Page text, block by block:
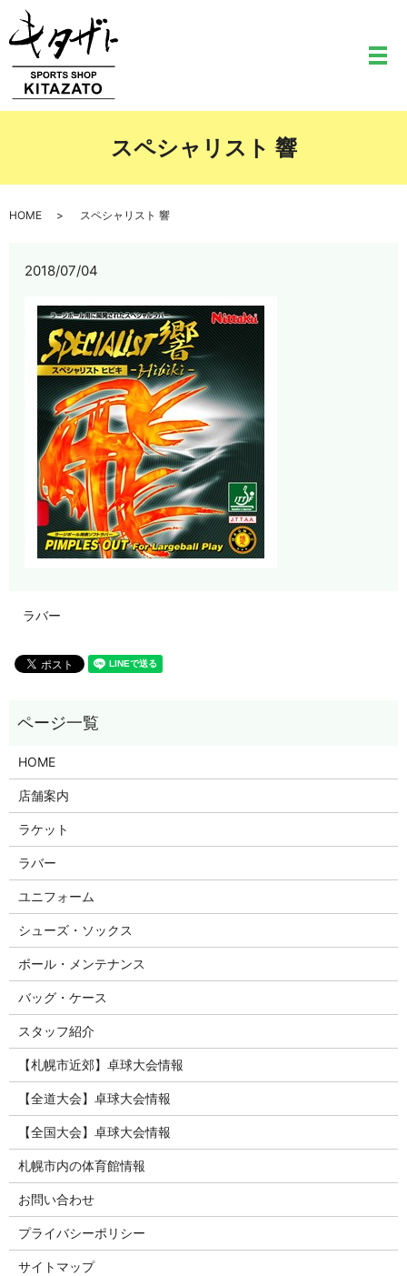
メ
スペシャリスト 響
HOME スペシャリスト 響
2018/07/04
ラバー
HOME
店舗案内
ラケット
ラバー
ユニフォーム
シューズ・ソックス
ボール・メンテナンス
バッグ・ケース
スタッフ紹介
【札幌市近郊】卓球大会情報
【全道大会】卓球大会情報
【全国大会】卓球大会情報
札幌市内の体育館情報
お問い合わせ
プライバシーポリシー
サイトマップ